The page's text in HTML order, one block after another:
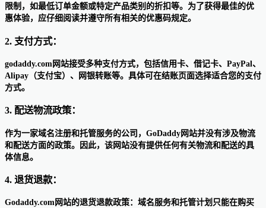
限制，如最低订单金额或特定产品类别的折扣等。为了获得最佳的优
惠体验，应仔细阅读并遵守所有相关的优惠码规定。
2. 支付方式：
godaddy.com网站接受多种支付方式，包括信用卡、借记卡、PayPal、
Alipay（支付宝）、网银转账等。具体可在结账页面选择适合您的支付
方式。
3. 配送物流政策：
作为一家域名注册和托管服务的公司，GoDaddy网站并没有涉及物流
和配送方面的政策。因此，该网站没有提供任何有关物流和配送的具
体信息。
4. 退货退款：
Godaddy.com网站的退货退款政策：域名服务和托管计划只能在购买